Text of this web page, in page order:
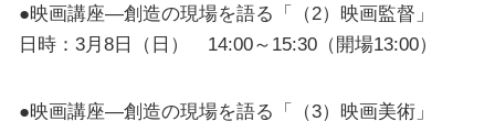
●映画講座―創造の現場を語る「（2）映画監督」
日時：3月8日（日） 14:00～15:30（開場13:00）
●映画講座―創造の現場を語る「（3）映画美術」